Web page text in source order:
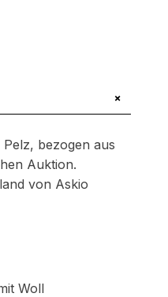
+
bezogen aus
Auktion.
von Askio
Woll